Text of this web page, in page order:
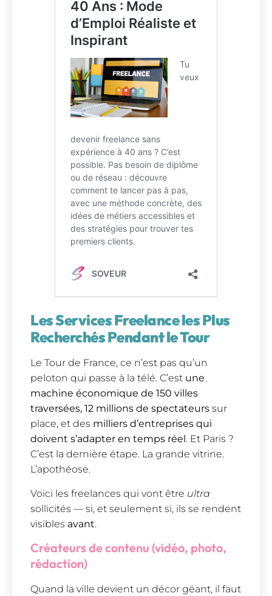
Les Services Freelance les Plus
Recherchés Pendant le Tour
Le Tour de France, ce n’est pas qu’un
peloton qui passe à la télé. C’est une
machine économique de 150 villes
traversées, 12 millions de spectateurs sur
place, et des milliers d’entreprises qui
doivent s’adapter en temps réel . Et Paris ?
C’est la dernière étape. La grande vitrine.
L’apothéose.
Voici les freelances qui vont être ultra
sollicités — si, et seulement si, ils se rendent
visibles avant.
Créateurs de contenu (vidéo, photo,
rédaction)
Quand la ville devient un décor géant, il faut